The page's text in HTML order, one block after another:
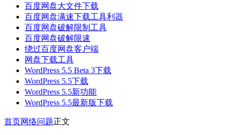
百度网盘大文件下载
百度网盘满速下载工具利器
百度网盘破解限制工具
百度网盘破解限速
绕过百度网盘客户端
网盘下载工具
WordPress 5.5 Beta 3下载
WordPress 5.5下载
WordPress 5.5新功能
WordPress 5.5最新版下载
首页网络问题正文